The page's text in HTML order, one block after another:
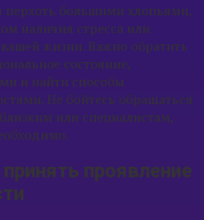
перхоть большими хлопьями,
наличия стресса или
жизни. Важно обратить
состояние,
и найти способы
Не бойтесь обращаться
или специалистам,
проявление